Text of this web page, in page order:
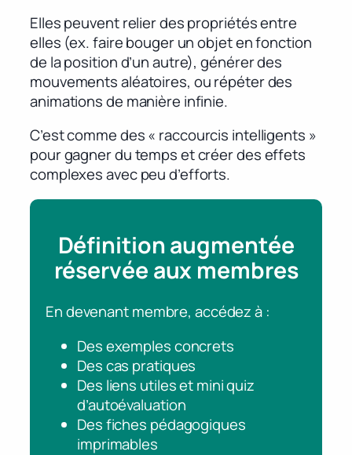
Elles peuvent relier des propriétés entre
elles (ex. faire bouger un objet en fonction
de la position d’un autre), générer des
mouvements aléatoires, ou répéter des
animations de manière infinie.
C’est comme des « raccourcis intelligents »
pour gagner du temps et créer des effets
complexes avec peu d’efforts.
Définition augmentée
réservée aux membres
En devenant membre, accédez à :
Des exemples concrets
Des cas pratiques
Des liens utiles et mini quiz
d’autoévaluation
Des fiches pédagogiques
imprimables